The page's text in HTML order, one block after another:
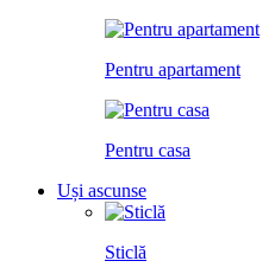
Pentru apartament
Pentru casa
Uși ascunse
Sticlă